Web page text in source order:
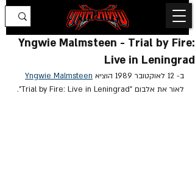
Yngwie Malmsteen - Trial by Fire:
Live in Leningrad
ב- 12 לאוקטובר 1989 הוציא
Yngwie Malmsteen
לאור את אלבום "Trial by Fire: Live in Leningrad".